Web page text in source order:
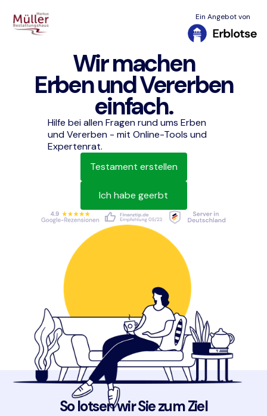
Ein Angebot von
Wir machen
Erben und Vererben
einfach.
Hilfe bei allen Fragen rund ums Erben
und Vererben - mit Online-Tools und
Expertenrat.
Testament erstellen
Ich habe geerbt
So lotsen wir Sie zum Ziel